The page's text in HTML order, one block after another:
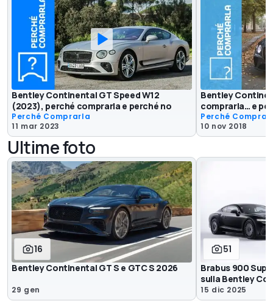
Bentley Continental GT Speed W12
(2023), perché comprarla e perché no
Perché Comprarla
11 mar 2023
Bentley
comprarla… e
Perché
10 nov 2018
Ultime foto
16
Bentley Continental GT S e GTC S 2026
29 gen
51
Brabus 900
sulla Bentley
15 dic 2025